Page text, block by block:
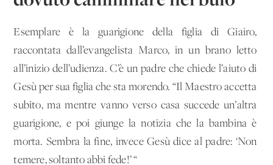
Esemplare è la guarigione della figlia di Giairo,
raccontata dall’evangelista Marco, in un brano letto
all’inizio dell’udienza. C’è un padre che chiede l’aiuto di
Gesù per sua figlia che sta morendo. “Il Maestro accetta
subito, ma mentre vanno verso casa succede un’altra
guarigione, e poi giunge la notizia che la bambina è
morta. Sembra la fine, invece Gesù dice al padre: ‘Non
temere, soltanto abbi fede!’ “